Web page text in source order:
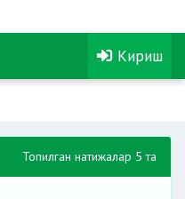
Кириш
Топилган натижалар 5 та